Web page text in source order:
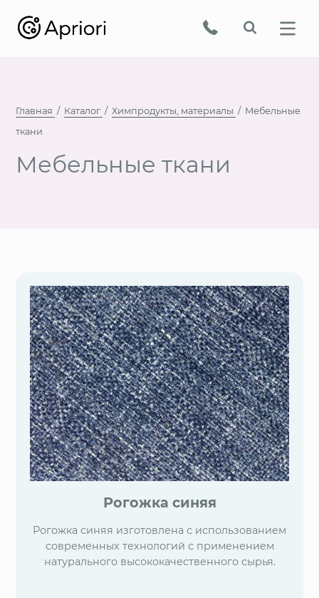
Главная Каталог Химпродукты, материалы
Мебельные
ткани
Мебельные ткани
Рогожка синяя
Рогожка синяя изготовлена с использованием
современных технологий с применением
натурального высококачественного сырья.